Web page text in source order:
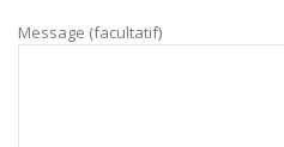
Message (facultatif)